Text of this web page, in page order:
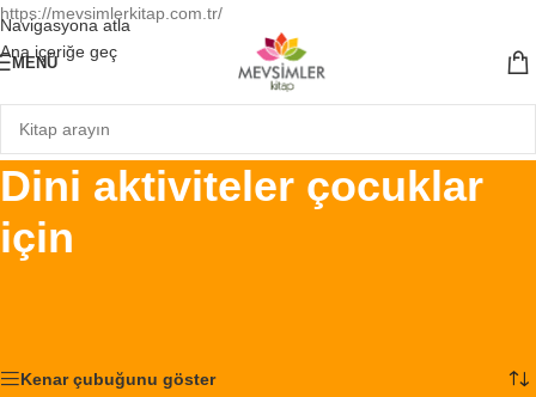
https://mevsimlerkitap.com.tr/
Navigasyona atla
Ana içeriğe geç
MENÜ
Dini aktiviteler çocuklar
için
Kenar çubuğunu göster